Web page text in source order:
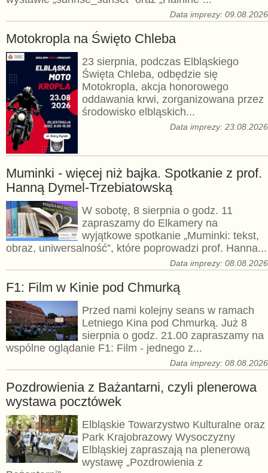
Data imprezy: 09.08.2026
Motokropla na Święto Chleba
23 sierpnia, podczas Elbląskiego
Święta Chleba, odbędzie się
Motokropla, akcja honorowego
oddawania krwi, zorganizowana przez
środowisko elbląskich...
Data imprezy: 23.08.2026
Muminki - więcej niż bajka. Spotkanie z prof.
Hanną Dymel-Trzebiatowską
W sobotę, 8 sierpnia o godz. 11
zapraszamy do Elkamery na
wyjątkowe spotkanie „Muminki: tekst,
obraz, uniwersalność”, które poprowadzi prof. Hanna...
Data imprezy: 08.08.2026
F1: Film w Kinie pod Chmurką
Przed nami kolejny seans w ramach
Letniego Kina pod Chmurką. Już 8
sierpnia o godz. 21.00 zapraszamy na
wspólne oglądanie F1: Film - jednego z...
Data imprezy: 08.08.2026
Pozdrowienia z Bażantarni, czyli plenerowa
wystawa pocztówek
Elbląskie Towarzystwo Kulturalne oraz
Park Krajobrazowy Wysoczyzny
Elbląskiej zapraszają na plenerową
wystawę „Pozdrowienia z